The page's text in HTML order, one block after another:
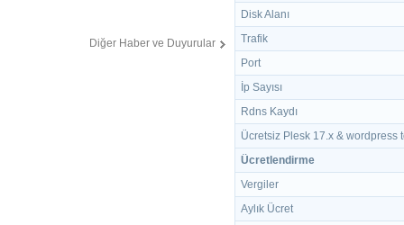
Diğer Haber ve Duyurular
Disk Alanı
Trafik
Port
İp Sayısı
Rdns Kaydı
Ücretsiz Plesk 17.x & wordpress
Ücretlendirme
Vergiler
Aylık Ücret